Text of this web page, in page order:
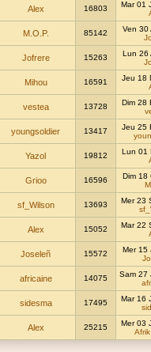
Alex 16803
Mar 01
M.O.P. 85142
Ven 30
Jofrere 15263
Lun 26
Mihou 16591
Jeu 18
vestea 13728
Dim 28
youngsoldier 13417
Jeu 25
Yazol 19812
Lun 01
Grioo 16596
Dim 18
sf_Wilson 13693
Mer 23
Alex 15052
Mar 22
Joseleñ 15572
Mer 15
africaine 14075
Sam 27
sidesma 17495
Mar 16
Alex 25215
Mer 03